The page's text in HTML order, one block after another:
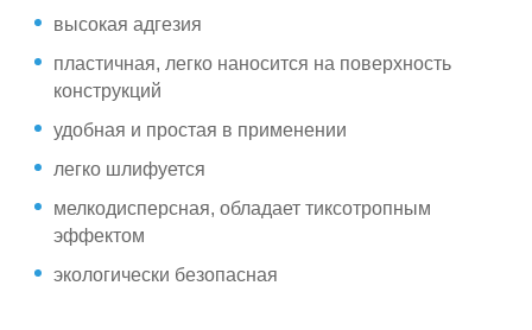
высокая адгезия
пластичная, легко наносится на поверхность
конструкций
удобная и простая в применении
легко шлифуется
мелкодисперсная, обладает тиксотропным
эффектом
экологически безопасная